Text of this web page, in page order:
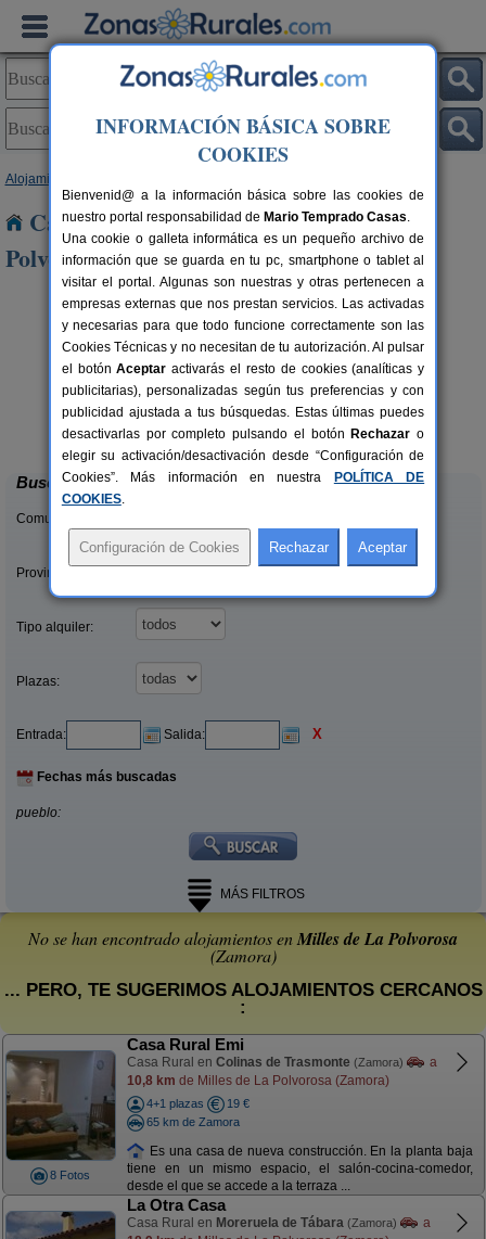
Alojamientos
Casas Rurales cerca de Milles de La
Polvorosa
16 pers.
desde38 €
Molino 1914
Montamarta (Zamora)
Buscar
Comunidades:
Provincias/Islas:
Tipo alquiler:
Plazas:
Entrada: Salida: X
Fechas más buscadas
pueblo:
MÁS FILTROS
No se han encontrado alojamientos enMilles de La Polvorosa
(Zamora)
... PERO, TE SUGERIMOS ALOJAMIENTOS CERCANOS
:
8 Fotos
Casa Rural Emi
Casa Rural en Colinas de Trasmonte (Zamora)
a
10,8 km de Milles de La Polvorosa (Zamora)
4+1 plazas
19 €
65 km de Zamora
Es una casa de nueva construcción. En la planta baja
tiene en un mismo espacio, el salón-cocina-comedor,
desde el que se accede a la terraza ...
La Otra Casa
Casa Rural en Moreruela de Tábara (Zamora)
a
INFORMACIÓN BÁSICA SOBRE
COOKIES
Bienvenid@ a la información básica sobre las cookies de
nuestro portal responsabilidad de Mario Temprado Casas.
Una cookie o galleta informática es un pequeño archivo de
información que se guarda en tu pc, smartphone o tablet al
visitar el portal. Algunas son nuestras y otras pertenecen a
empresas externas que nos prestan servicios. Las activadas
y necesarias para que todo funcione correctamente son las
Cookies Técnicas y no necesitan de tu autorización. Al pulsar
el botónAceptar activarás el resto de cookies (analíticas y
publicitarias), personalizadas según tus preferencias y con
publicidad ajustada a tus búsquedas. Estas últimas puedes
desactivarlas por completo pulsando el botón Rechazar o
elegir su activación/desactivación desde “Configuración de
Cookies”. Más información en nuestra
POLÍTICA DE
COOKIES.